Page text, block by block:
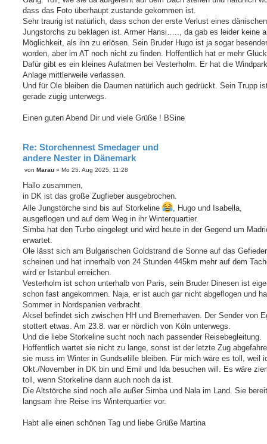
dass das Foto überhaupt zustande gekommen ist.
Sehr traurig ist natürlich, dass schon der erste Verlust eines dänischen
Jungstorchs zu beklagen ist. Armer Hansi….., da gab es leider keine
Möglichkeit, als ihn zu erlösen. Sein Bruder Hugo ist ja sogar
worden, aber im AT noch nicht zu finden. Hoffentlich hat er mehr
Dafür gibt es ein kleines Aufatmen bei Vesterholm. Er hat die
Anlage mittlerweile verlassen.
Und für Ole bleiben die Daumen natürlich auch gedrückt. Sein Trupp
gerade zügig unterwegs.
Einen guten Abend Dir und viele Grüße ! BSine
Re: Storchennest Smedager und
andere Nester in Dänemark
B
r
a
g
von Marau » Mo 25. Aug 2025, 11:28
Hallo zusammen,
in DK ist das große Zugfieber ausgebrochen.
Alle Jungstörche sind bis auf Storkeline
, Hugo und Isabella,
ausgeflogen und auf dem Weg in ihr Winterquartier.
Simba hat den Turbo eingelegt und wird heute in der Gegend um
erwartet.
Ole lässt sich am Bulgarischen Goldstrand die Sonne auf das Gefieder
scheinen und hat innerhalb von 24 Stunden 445km mehr auf dem
wird er Istanbul erreichen.
Vesterholm ist schon unterhalb von Paris, sein Bruder Dinesen ist
schon fast angekommen. Naja, er ist auch gar nicht abgeflogen und
Sommer in Nordspanien verbracht.
Aksel befindet sich zwischen HH und Bremerhaven. Der Sender von
stottert etwas. Am 23.8. war er nördlich von Köln unterwegs.
Und die liebe Storkeline sucht noch nach passender Reisebegleitung.
Hoffentlich wartet sie nicht zu lange, sonst ist der letzte Zug
sie muss im Winter in Gundsølille bleiben. Für mich wäre es toll, weil
Okt./November in DK bin und Emil und Ida besuchen will. Es wäre
toll, wenn Storkeline dann auch noch da ist.
Die Altstörche sind noch alle außer Simba und Nala im Land. Sie
langsam ihre Reise ins Winterquartier vor.
Habt alle einen schönen Tag und liebe Grüße Martina